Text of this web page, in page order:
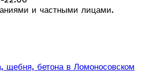
и частными лицами.